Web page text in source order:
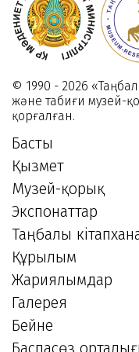
© 1990 - 2026
және табиғи музей-
қорғалған.
Басты
Қызмет
Музей-қорық
Экспонаттар
Таңбалы
Құрылым
Жариялымдар
Галерея
Бейне
Баспасөз